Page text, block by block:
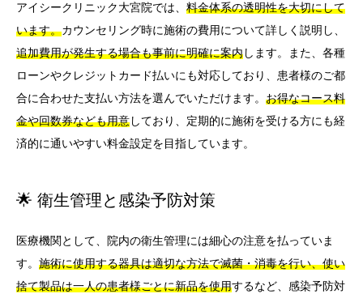
アイシークリニック大宮院では、 料金体系の透明性を大切にして
います。カウンセリング時に施術の費用について詳しく説明し、
追加費用が発生する場合も事前に明確に案内します。また、各種
ローンやクレジットカード払いにも対応しており、患者様のご都
合に合わせた支払い方法を選んでいただけます。 お得なコース料
金や回数券なども用意しており、定期的に施術を受ける方にも経
済的に通いやすい料金設定を目指しています。
🌟 衛生管理と感染予防対策
医療機関として、院内の衛生管理には細心の注意を払っていま
す。 施術に使用する器具は適切な方法で滅菌・消毒を行い、使い
捨て製品は一人の患者様ごとに新品を使用するなど、感染予防対